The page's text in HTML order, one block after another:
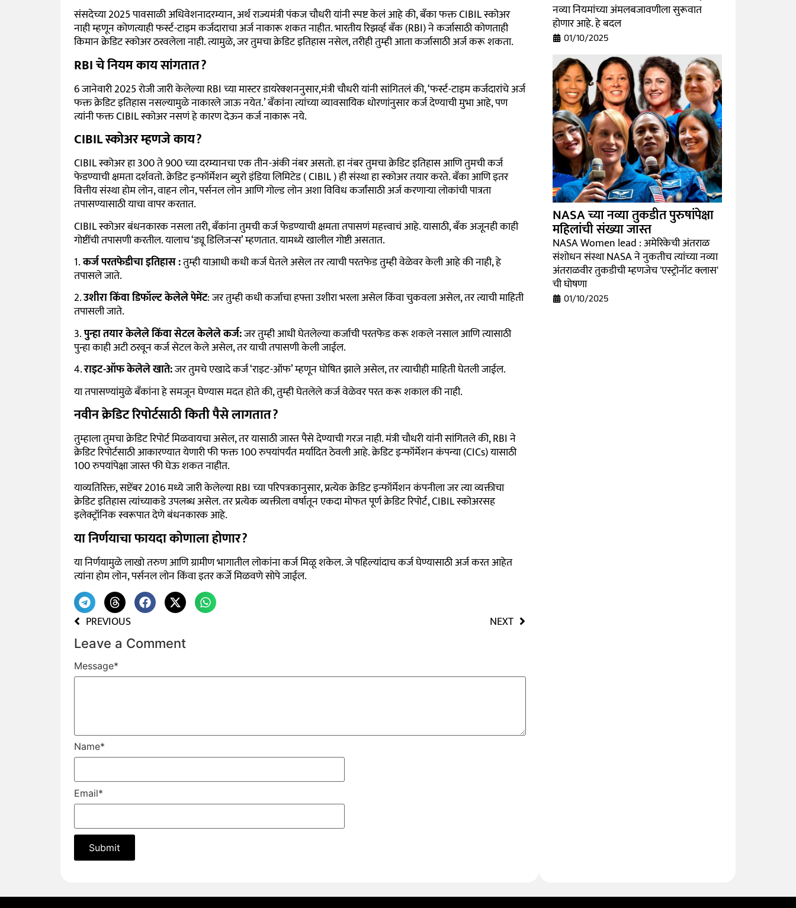
संसदेच्या 2025 पावसाळी अधिवेशनादरम्यान, अर्थ राज्यमंत्री पंकज चौधरी यांनी स्पष्ट केलं आहे की, बँका फक्त CIBIL स्कोअर
नाही म्हणून कोणत्याही फर्स्ट-टाइम कर्जदाराचा अर्ज नाकारू शकत नाहीत. भारतीय रिझर्व्ह बँक (RBI) ने कर्जासाठी कोणताही
किमान क्रेडिट स्कोअर ठरवलेला नाही. त्यामुळे, जर तुमचा क्रेडिट इतिहास नसेल, तरीही तुम्ही आता कर्जासाठी अर्ज करू शकता.
RBI चे नियम काय सांगतात?
6 जानेवारी 2025 रोजी जारी केलेल्या RBI च्या मास्टर डायरेक्शननुसार,मंत्री चौधरी यांनी सांगितलं की, ‘फर्स्ट-टाइम कर्जदारांचे अर्ज
फक्त क्रेडिट इतिहास नसल्यामुळे नाकारले जाऊ नयेत.’ बँकांना त्यांच्या व्यावसायिक धोरणांनुसार कर्ज देण्याची मुभा आहे, पण
त्यांनी फक्त CIBIL स्कोअर नसणं हे कारण देऊन कर्ज नाकारू नये.
CIBIL स्कोअर म्हणजे काय?
CIBIL स्कोअर हा 300 ते 900 च्या दरम्यानचा एक तीन-अंकी नंबर असतो. हा नंबर तुमचा क्रेडिट इतिहास आणि तुमची कर्ज
फेडण्याची क्षमता दर्शवतो. क्रेडिट इन्फॉर्मेशन ब्युरो इंडिया लिमिटेड ( CIBIL ) ही संस्था हा स्कोअर तयार करते. बँका आणि इतर
वित्तीय संस्था होम लोन, वाहन लोन, पर्सनल लोन आणि गोल्ड लोन अशा विविध कर्जांसाठी अर्ज करणाऱ्या लोकांची पात्रता
तपासण्यासाठी याचा वापर करतात.
CIBIL स्कोअर बंधनकारक नसला तरी, बँकांना तुमची कर्ज फेडण्याची क्षमता तपासणं महत्त्वाचं आहे. यासाठी, बँक अजूनही काही
गोष्टींची तपासणी करतील. यालाच ‘ड्यू डिलिजन्स’ म्हणतात. यामध्ये खालील गोष्टी असतात.
1.कर्ज परतफेडीचा इतिहास :तुम्ही याआधी कधी कर्ज घेतले असेल तर त्याची परतफेड तुम्ही वेळेवर केली आहे की नाही, हे
तपासले जाते.
2.उशीरा किंवा डिफॉल्ट केलेले पेमेंट: जर तुम्ही कधी कर्जाचा हफ्ता उशीरा भरला असेल किंवा चुकवला असेल, तर त्याची माहिती
तपासली जाते.
3.पुन्हा तयार केलेले किंवा सेटल केलेले कर्ज:जर तुम्ही आधी घेतलेल्या कर्जाची परतफेड करू शकले नसाल आणि त्यासाठी
पुन्हा काही अटी ठरवून कर्ज सेटल केले असेल, तर याची तपासणी केली जाईल.
4.राइट-ऑफ केलेले खाते:जर तुमचे एखादे कर्ज ‘राइट-ऑफ’ म्हणून घोषित झाले असेल, तर त्याचीही माहिती घेतली जाईल.
या तपासण्यांमुळे बँकांना हे समजून घेण्यास मदत होते की, तुम्ही घेतलेले कर्ज वेळेवर परत करू शकाल की नाही.
नवीन क्रेडिट रिपोर्टसाठी किती पैसे लागतात?
तुम्हाला तुमचा क्रेडिट रिपोर्ट मिळवायचा असेल, तर यासाठी जास्त पैसे देण्याची गरज नाही. मंत्री चौधरी यांनी सांगितले की, RBI ने
क्रेडिट रिपोर्टसाठी आकारण्यात येणारी फी फक्त 100 रुपयांपर्यंत मर्यादित ठेवली आहे. क्रेडिट इन्फॉर्मेशन कंपन्या (CICs) यासाठी
100 रुपयांपेक्षा जास्त फी घेऊ शकत नाहीत.
याव्यतिरिक्त, सप्टेंबर 2016 मध्ये जारी केलेल्या RBI च्या परिपत्रकानुसार, प्रत्येक क्रेडिट इन्फॉर्मेशन कंपनीला जर त्या व्यक्तीचा
क्रेडिट इतिहास त्यांच्याकडे उपलब्ध असेल. तर प्रत्येक व्यक्तीला वर्षातून एकदा मोफत पूर्ण क्रेडिट रिपोर्ट, CIBIL स्कोअरसह
इलेक्ट्रॉनिक स्वरूपात देणे बंधनकारक आहे.
या निर्णयाचा फायदा कोणाला होणार?
या निर्णयामुळे लाखो तरुण आणि ग्रामीण भागातील लोकांना कर्ज मिळू शकेल. जे पहिल्यांदाच कर्ज घेण्यासाठी अर्ज करत आहेत
त्यांना होम लोन, पर्सनल लोन किंवा इतर कर्जे मिळवणे सोपे जाईल.
PREVIOUS NEXT
Leave a Comment
Message*
Name*
Email*
नव्या नियमांच्या अंमलबजावणीला सुरूवात
होणार आहे. हे बदल
01/10/2025
NASA च्या नव्या तुकडीत पुरुषांपेक्षा
महिलांची संख्या जास्त
NASA Women lead : अमेरिकेची अंतराळ
संशोधन संस्था NASA ने नुकतीच त्यांच्या नव्या
अंतराळवीर तुकडीची म्हणजेच 'एस्ट्रोनॉट क्लास'
ची घोषणा
01/10/2025